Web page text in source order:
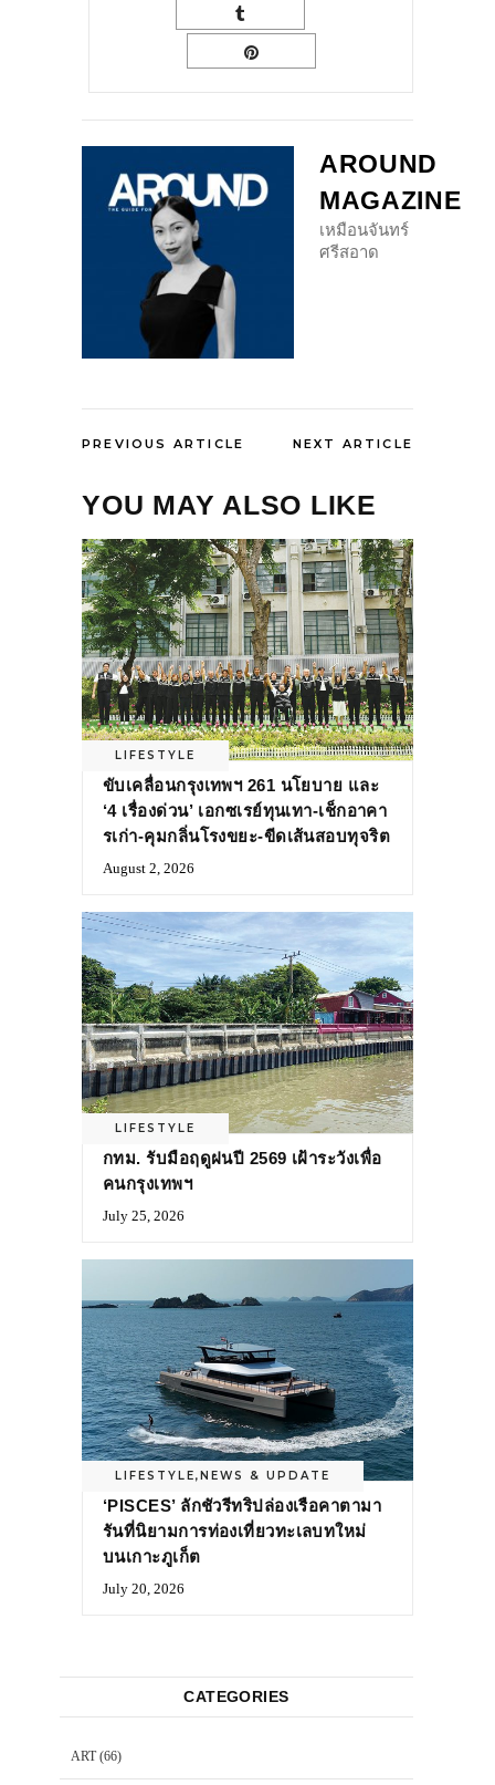
AROUND
MAGAZINE
เหมือนจันทร์
ศรีสอาด
PREVIOUS ARTICLE NEXT ARTICLE
YOU MAY ALSO LIKE
LIFESTYLE
ขับเคลื่อนกรุงเทพฯ 261 นโยบาย และ
‘4 เรื่องด่วน’ เอกซเรย์ทุนเทา-เช็กอาคา
รเก่า-คุมกลิ่นโรงขยะ-ขีดเส้นสอบทุจริต
August 2, 2026
LIFESTYLE
กทม. รับมือฤดูฝนปี 2569 เฝ้าระวังเพื่อ
คนกรุงเทพฯ
July 25, 2026
LIFESTYLE, NEWS & UPDATE
‘PISCES’ ลักชัวรีทริปล่องเรือคาตามา
รันที่นิยามการท่องเที่ยวทะเลบทใหม่
บนเกาะภูเก็ต
July 20, 2026
CATEGORIES
ART(66)